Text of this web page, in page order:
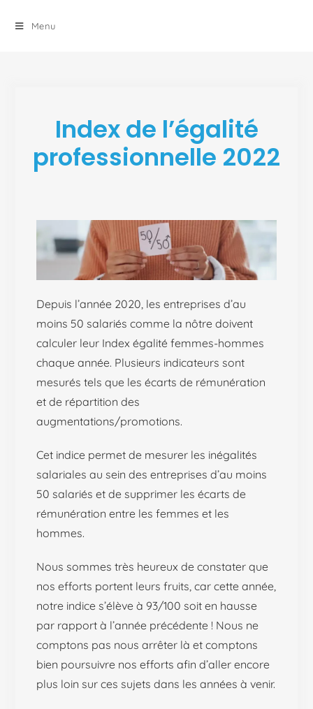
Menu
Index de l’égalité
professionnelle 2022
Depuis l’année 2020, les entreprises d’au
moins 50 salariés comme la nôtre doivent
calculer leur Index égalité femmes-hommes
chaque année. Plusieurs indicateurs sont
mesurés tels que les écarts de rémunération
et de répartition des
augmentations/promotions.
Cet indice permet de mesurer les inégalités
salariales au sein des entreprises d’au moins
50 salariés et de supprimer les écarts de
rémunération entre les femmes et les
hommes.
Nous sommes très heureux de constater que
nos efforts portent leurs fruits, car cette année,
notre indice s’élève à 93/100 soit en hausse
par rapport à l’année précédente ! Nous ne
comptons pas nous arrêter là et comptons
bien poursuivre nos efforts afin d’aller encore
plus loin sur ces sujets dans les années à venir.